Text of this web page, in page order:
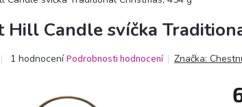
Hill Candle svíčka
Průměrné
1 hodnocení Podrobnosti hodnocení Značka: